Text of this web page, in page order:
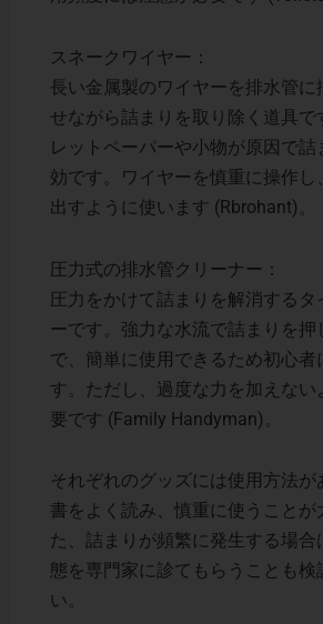
スネークワイヤー：
長い金属製のワイヤーを排水管に
せながら詰まりを取り除く道具で
レットペーパーや小物が原因で詰
効です。ワイヤーを慎重に操作し
出すように使います​ (Rbrohant)。
圧力式の排水管クリーナー：
圧力をかけて詰まりを解消するタ
ーです。強力な水流で詰まりを押
で、簡単に使用できるため初心者
す。ただし、過度な力を加えない
要です​ (Family Handyman)。
それぞれのグッズには使用方法が
書をよく読み、慎重に使うことが
た、詰まりが頻繁に発生する場合
態を専門家に診てもらうことも検
い。